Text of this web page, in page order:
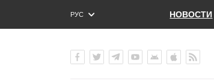
РУС
ENG
НОВОСТИ